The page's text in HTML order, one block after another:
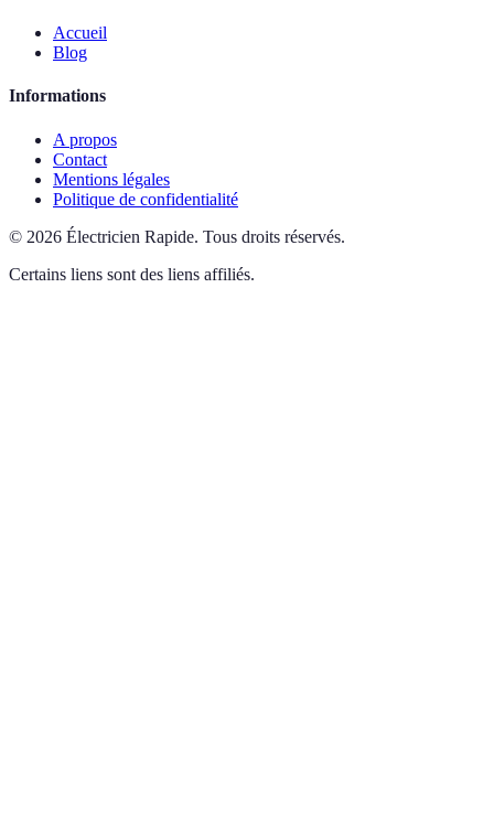
Accueil
Blog
Informations
A propos
Contact
Mentions légales
Politique de confidentialité
© 2026 Électricien Rapide. Tous droits réservés.
Certains liens sont des liens affiliés.